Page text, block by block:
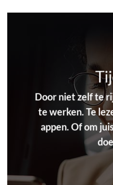
Door niet zelf te
te werken. Te
appen. Of om